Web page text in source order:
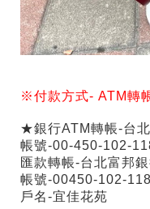
※付款方式-ATM轉
★銀行ATM轉帳-台
帳號-00-450-102-
匯款轉帳-台北富邦
帳號-00450-102-
戶名-宜佳花苑